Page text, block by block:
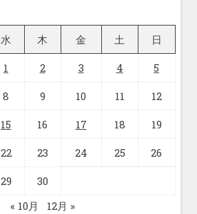
水 木 金 土 日
1 2 3 4 5
8 9 10 11 12
15 16 17 18 19
22 23 24 25 26
29
30
« 10月
12月 »